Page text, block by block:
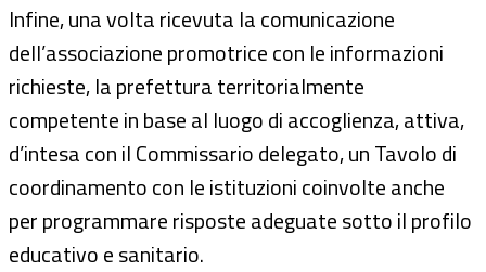
Infine, una volta ricevuta la comunicazione
dell’associazione promotrice con le informazioni
richieste, la prefettura territorialmente
competente in base al luogo di accoglienza, attiva,
d’intesa con il Commissario delegato, un Tavolo di
coordinamento con le istituzioni coinvolte anche
per programmare risposte adeguate sotto il profilo
educativo e sanitario.